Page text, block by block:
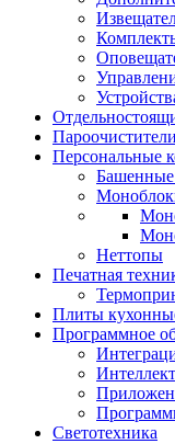
Персональные
Неттопы
Печатная
Плиты
Программное
Светотехника